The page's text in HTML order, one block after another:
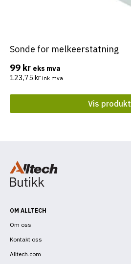
Sonde for melkeerstatning
99 kr eks mva
123,75 kr ink mva
Vis produkt
OM ALLTECH
Om oss
Kontakt oss
Alltech.com